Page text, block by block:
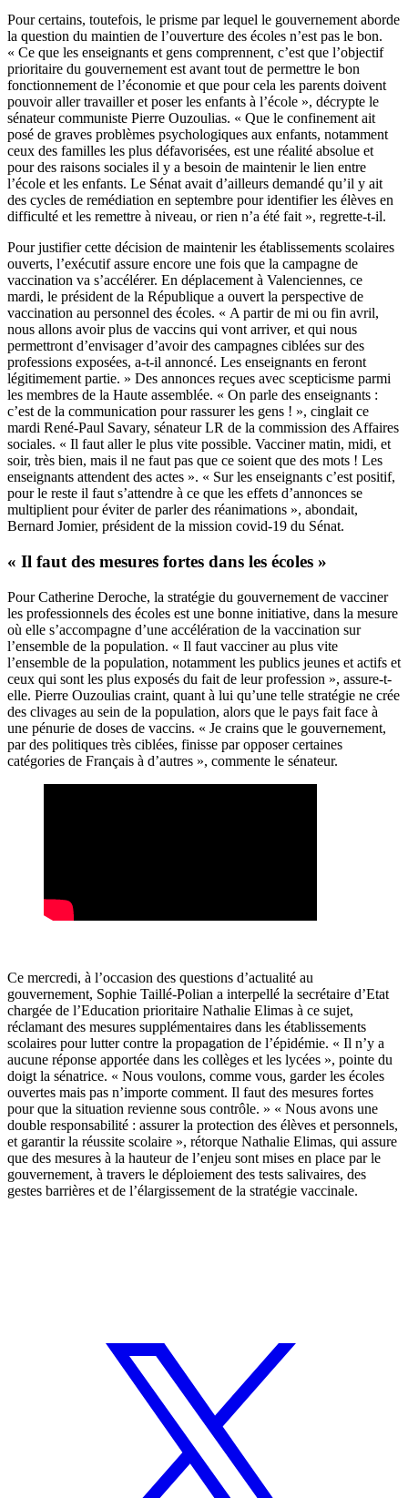
Pour certains, toutefois, le prisme par lequel le gouvernement aborde
la question du maintien de l’ouverture des écoles n’est pas le bon.
« Ce que les enseignants et gens comprennent, c’est que l’objectif
prioritaire du gouvernement est avant tout de permettre le bon
fonctionnement de l’économie et que pour cela les parents doivent
pouvoir aller travailler et poser les enfants à l’école », décrypte le
sénateur communiste Pierre Ouzoulias. « Que le confinement ait
posé de graves problèmes psychologiques aux enfants, notamment
ceux des familles les plus défavorisées, est une réalité absolue et
pour des raisons sociales il y a besoin de maintenir le lien entre
l’école et les enfants. Le Sénat avait d’ailleurs demandé qu’il y ait
des cycles de remédiation en septembre pour identifier les élèves en
difficulté et les remettre à niveau, or rien n’a été fait », regrette-t-il.
Pour justifier cette décision de maintenir les établissements scolaires
ouverts, l’exécutif assure encore une fois que la campagne de
vaccination va s’accélérer. En déplacement à Valenciennes, ce
mardi, le président de la République a ouvert la perspective de
vaccination au personnel des écoles. « A partir de mi ou fin avril,
nous allons avoir plus de vaccins qui vont arriver, et qui nous
permettront d’envisager d’avoir des campagnes ciblées sur des
professions exposées, a-t-il annoncé. Les enseignants en feront
légitimement partie. » Des annonces reçues avec scepticisme parmi
les membres de la Haute assemblée. « On parle des enseignants :
c’est de la communication pour rassurer les gens ! », cinglait ce
mardi René-Paul Savary, sénateur LR de la commission des Affaires
sociales. « Il faut aller le plus vite possible. Vacciner matin, midi, et
soir, très bien, mais il ne faut pas que ce soient que des mots ! Les
enseignants attendent des actes ». « Sur les enseignants c’est positif,
pour le reste il faut s’attendre à ce que les effets d’annonces se
multiplient pour éviter de parler des réanimations », abondait,
Bernard Jomier, président de la mission covid-19 du Sénat.
« Il faut des mesures fortes dans les écoles »
Pour Catherine Deroche, la stratégie du gouvernement de vacciner
les professionnels des écoles est une bonne initiative, dans la mesure
où elle s’accompagne d’une accélération de la vaccination sur
l’ensemble de la population. « Il faut vacciner au plus vite
l’ensemble de la population, notamment les publics jeunes et actifs et
ceux qui sont les plus exposés du fait de leur profession », assure-t-
elle. Pierre Ouzoulias craint, quant à lui qu’une telle stratégie ne crée
des clivages au sein de la population, alors que le pays fait face à
une pénurie de doses de vaccins. « Je crains que le gouvernement,
par des politiques très ciblées, finisse par opposer certaines
catégories de Français à d’autres », commente le sénateur.
Ce mercredi, à l’occasion des questions d’actualité au
gouvernement, Sophie Taillé-Polian a interpellé la secrétaire d’Etat
chargée de l’Education prioritaire Nathalie Elimas à ce sujet,
réclamant des mesures supplémentaires dans les établissements
scolaires pour lutter contre la propagation de l’épidémie. « Il n’y a
aucune réponse apportée dans les collèges et les lycées », pointe du
doigt la sénatrice. « Nous voulons, comme vous, garder les écoles
ouvertes mais pas n’importe comment. Il faut des mesures fortes
pour que la situation revienne sous contrôle. » « Nous avons une
double responsabilité : assurer la protection des élèves et personnels,
et garantir la réussite scolaire », rétorque Nathalie Elimas, qui assure
que des mesures à la hauteur de l’enjeu sont mises en place par le
gouvernement, à travers le déploiement des tests salivaires, des
gestes barrières et de l’élargissement de la stratégie vaccinale.